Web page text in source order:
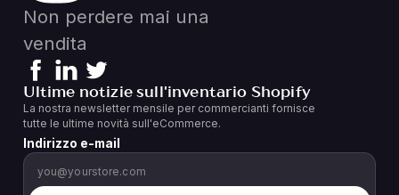
Non perdere mai una
vendita
Ultime notizie sull'inventario Shopify
La nostra newsletter mensile per commercianti fornisce
tutte le ultime novità sull'eCommerce.
Indirizzo e-mail